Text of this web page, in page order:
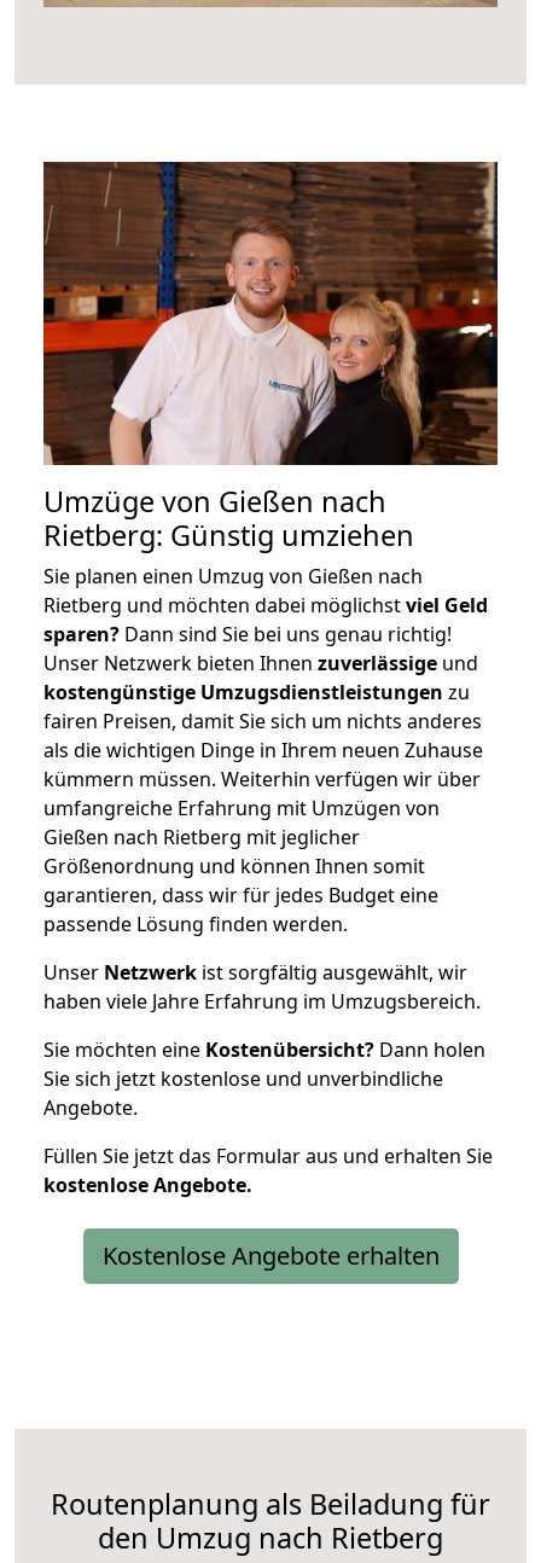
Umzüge von Gießen nach
Rietberg: Günstig umziehen
Sie planen einen Umzug von Gießen nach
Rietberg und möchten dabei möglichstviel Geld
sparen? Dann sind Sie bei uns genau richtig!
Unser Netzwerk bieten Ihnen zuverlässige und
kostengünstige Umzugsdienstleistungen zu
fairen Preisen, damit Sie sich um nichts anderes
als die wichtigen Dinge in Ihrem neuen Zuhause
kümmern müssen. Weiterhin verfügen wir über
umfangreiche Erfahrung mit Umzügen von
Gießen nach Rietberg mit jeglicher
Größenordnung und können Ihnen somit
garantieren, dass wir für jedes Budget eine
passende Lösung finden werden.
Unser Netzwerk ist sorgfältig ausgewählt, wir
haben viele Jahre Erfahrung im Umzugsbereich.
Sie möchten eine Kostenübersicht? Dann holen
Sie sich jetzt kostenlose und unverbindliche
Angebote.
Füllen Sie jetzt das Formular aus und erhalten Sie
kostenloseAngebote.
Kostenlose Angebote erhalten
Routenplanung als Beiladung für
den Umzug nach Rietberg